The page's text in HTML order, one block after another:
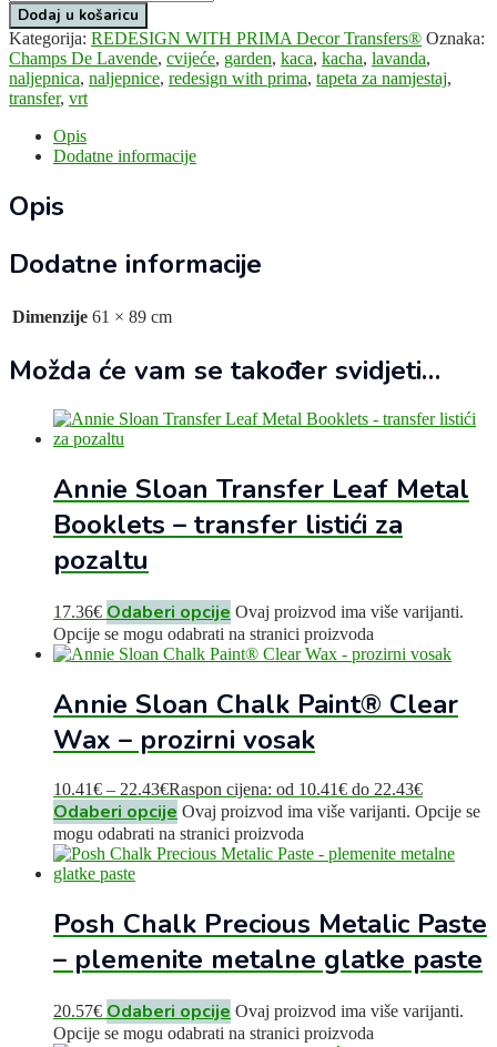
Dodaj u košaricu
Kategorija: REDESIGN WITH PRIMA Decor Transfers® Oznaka:
Champs De Lavende, cvijeće, garden, kaca, kacha, lavanda,
naljepnica, naljepnice, redesign with prima, tapeta za namjestaj,
transfer, vrt
Opis
Dodatne informacije
Opis
Dodatne informacije
Dimenzije 61 × 89 cm
Možda će vam se također svidjeti…
Annie Sloan Transfer Leaf Metal
Booklets – transfer listići za
pozaltu
17.36€ Odaberi opcije Ovaj proizvod ima više varijanti.
Opcije se mogu odabrati na stranici proizvoda
Annie Sloan Chalk Paint® Clear
Wax – prozirni vosak
10.41€ – 22.43€Raspon cijena: od 10.41€ do 22.43€
Odaberi opcije Ovaj proizvod ima više varijanti. Opcije se
mogu odabrati na stranici proizvoda
Posh Chalk Precious Metalic Paste
– plemenite metalne glatke paste
20.57€ Odaberi opcije Ovaj proizvod ima više varijanti.
Opcije se mogu odabrati na stranici proizvoda